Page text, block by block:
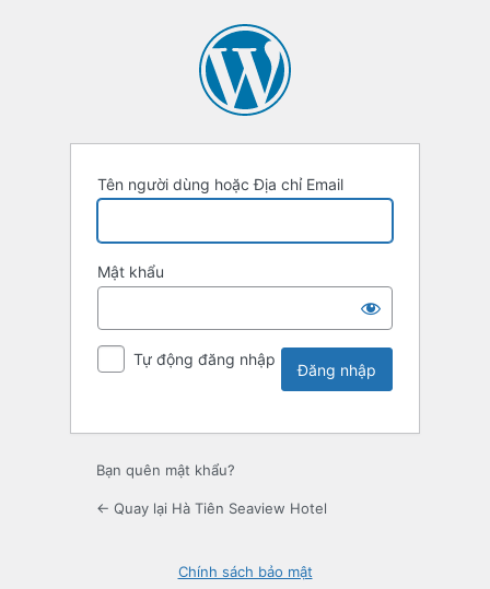
Tên người dùng hoặc Địa chỉ Email
Mật khẩu
Tự động đăng nhập
Bạn quên mật khẩu?
← Quay lại Hà Tiên Seaview Hotel
Chính sách bảo mật